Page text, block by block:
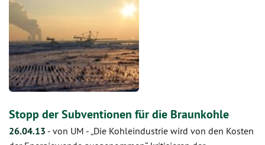
Stopp der Subventionen für die Braunkohle
26.04.13 - von UM -„Die Kohleindustrie wird von den Kosten